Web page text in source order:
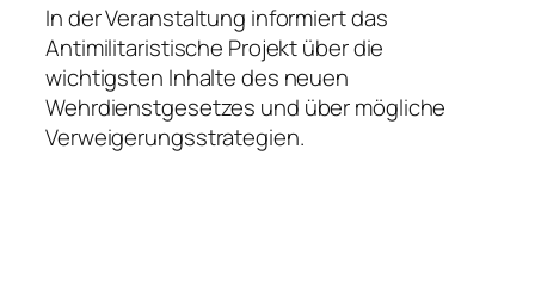
In der Veranstaltung informiert das
Antimilitaristische Projekt über die
wichtigsten Inhalte des neuen
Wehrdienstgesetzes und über mögliche
Verweigerungsstrategien.